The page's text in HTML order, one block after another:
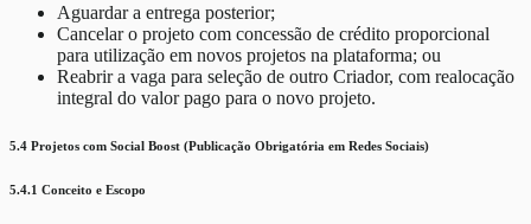
Aguardar a entrega posterior;
Cancelar o projeto com concessão de crédito proporcional
para utilização em novos projetos na plataforma; ou
Reabrir a vaga para seleção de outro Criador, com realocação
integral do valor pago para o novo projeto.
5.4 Projetos com Social Boost (Publicação Obrigatória em Redes Sociais)
5.4.1 Conceito e Escopo